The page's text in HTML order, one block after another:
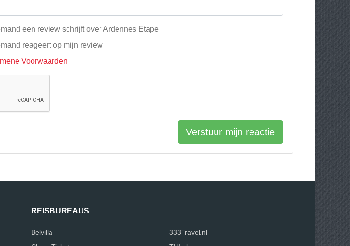
een review schrijft over Ardennes Etape
reageert op mijn review
Voorwaarden
Verstuur mijn reactie
REISBUREAUS
Belvilla
333Travel.nl